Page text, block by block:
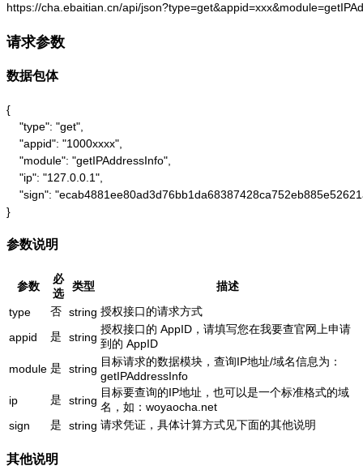
https://cha.ebaitian.cn/api/
请求参数
数据包体
{
    "type": "get",
    "appid": "1000xxxx",
    "module": "getIPAddressInfo",
    "ip": "127.0.0.1",
"sign":
}
参数说明
参数
必
选
类型
描述
type
否 string 授权接口的请求方式
appid
是 string
授权接口的 AppID，请填写您在我要查官网上申请
到的 AppID
module 是 string
目标请求的数据模块，查询IP地址/域名信息为：
getIPAddressInfo
ip
是 string
目标要查询的IP地址，也可以是一个标准格式的域
名，如：woyaocha.net
sign
是 string 请求凭证，具体计算方式见下面的其他说明
其他说明